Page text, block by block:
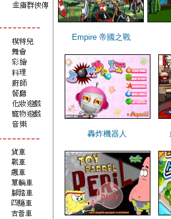
Empire 帝國之戰
轟炸機器人